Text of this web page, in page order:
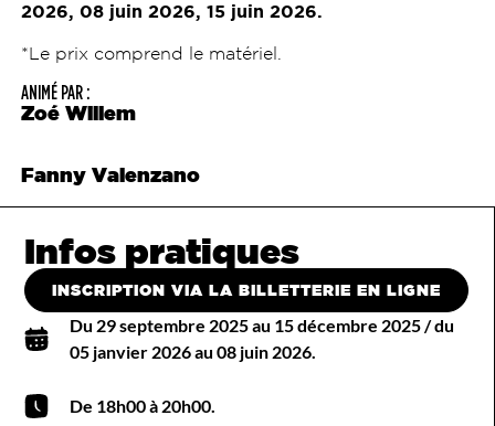
2026, 08 juin 2026, 15 juin 2026.
*Le prix comprend le matériel.
ANIMÉ PAR :
Zoé Willem
Fanny Valenzano
Infos pratiques
INSCRIPTION VIA LA BILLETTERIE EN LIGNE
Du 29 septembre 2025 au 15 décembre 2025 / du
05 janvier 2026 au 08 juin 2026.
De 18h00 à 20h00.